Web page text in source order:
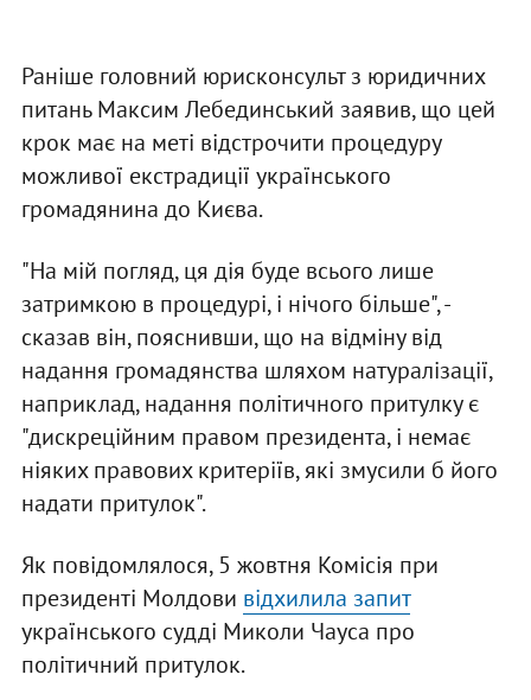
Раніше головний юрисконсульт з юридичних
питань Максим Лебединський заявив, що цей
крок має на меті відстрочити процедуру
можливої екстрадиції українського
громадянина до Києва.
"На мій погляд, ця дія буде всього лише
затримкою в процедурі, і нічого більше", -
сказав він, пояснивши, що на відміну від
надання громадянства шляхом натуралізації,
наприклад, надання політичного притулку є
"дискреційним правом президента, і немає
ніяких правових критеріїв, які змусили б його
надати притулок".
Як повідомлялося, 5 жовтня Комісія при
президенті Молдови відхилила запит
українського судді Миколи Чауса про
політичний притулок.